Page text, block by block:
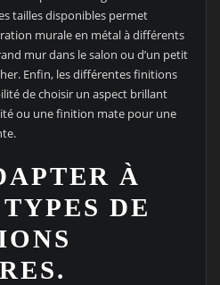
tailles disponibles permet
murale en métal à différents
mur dans le salon ou d’un petit
Enfin, les différentes finitions
de choisir un aspect brillant
ou une finition mate pour une
À
DE